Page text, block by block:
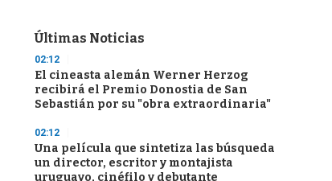
Últimas Noticias
02:12
El cineasta alemán Werner Herzog
recibirá el Premio Donostia de San
Sebastián por su "obra extraordinaria"
02:12
Una película que sintetiza las búsqueda
un director, escritor y montajista
uruguayo, cinéfilo y debutante